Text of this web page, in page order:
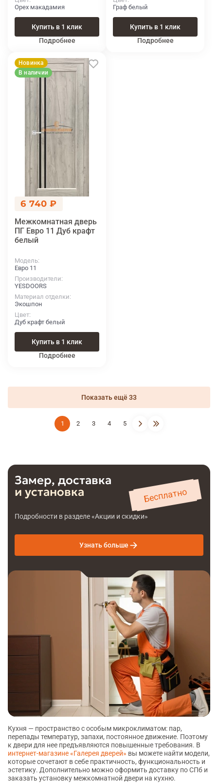
Орех макадамия
Купить в 1 клик
Подробнее
Граф белый
Купить в 1 клик
Подробнее
Новинка
В наличии
6 740 ₽
Межкомнатная дверь
ПГ Евро 11 Дуб крафт
белый
Модель
Евро 11
Производители
YESDOORS
Материал отделки
Экошпон
Цвет
Дуб крафт белый
Купить в 1 клик
Подробнее
Показать ещё 33
1 2 3 4 5
Замер, доставка
и установка
Бесплатно
Подробности в разделе «Акции и скидки»
Узнать больше
Кухня — пространство с особым микроклиматом: пар,
перепады температур, запахи, постоянное движение. Поэтому
к двери для нее предъявляются повышенные требования. В
интернет-магазине «Галерея дверей» вы можете найти модели,
которые сочетают в себе практичность, функциональность и
эстетику. Дополнительно можно оформить доставку по СПб и
заказать установку межкомнатной двери на кухню.